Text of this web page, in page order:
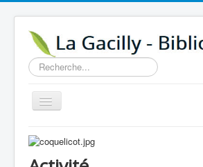
Rechercher
Basculer
la
Accueil
14e au 18e siècle